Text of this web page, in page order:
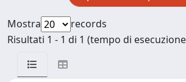
Mostra
records
Risultati 1 - 1 di 1 (tempo di